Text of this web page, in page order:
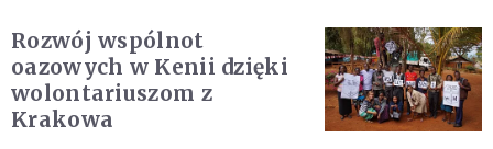
Rozwój wspólnot
oazowych w Kenii dzięki
wolontariuszom z
Krakowa